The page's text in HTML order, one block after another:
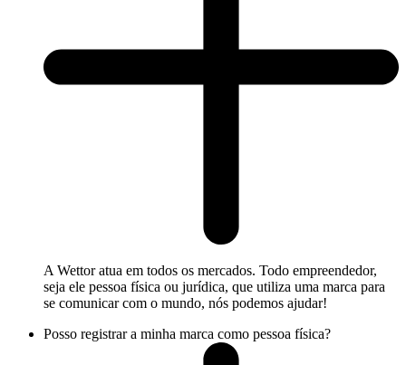
A Wettor atua em todos os mercados. Todo empreendedor,
seja ele pessoa física ou jurídica, que utiliza uma marca para
se comunicar com o mundo, nós podemos ajudar!
Posso registrar a minha marca como pessoa física?